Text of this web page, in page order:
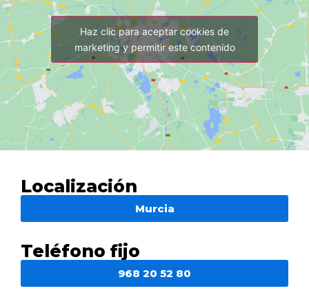
Haz clic para aceptar cookies de
marketing y permitir este contenido
Localización
Murcia
Teléfono fijo
968 20 52 80